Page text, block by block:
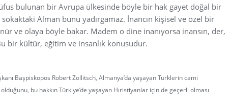
bulunan bir Avrupa ülkesinde böyle bir hak gayet doğal bir
Alman bunu yadırgamaz. İnancın kişisel ve özel bir
ve olaya böyle bakar. Madem o dine inanıyorsa inansın, der,
bir kültür, eğitim ve insanlık konusudur.
Başpiskopos Robert Zollitsch, Almanya’da yaşayan Türklerin cami
bu hakkın Türkiye’de yaşayan Hıristiyanlar için de geçerli olması